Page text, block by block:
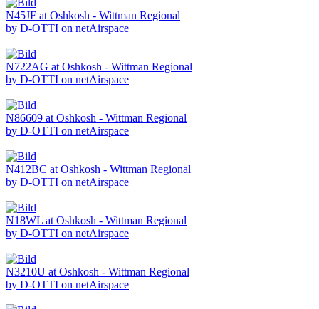
N45JF at Oshkosh - Wittman Regional
by D-OTTI on netAirspace
N722AG at Oshkosh - Wittman Regional
by D-OTTI on netAirspace
N86609 at Oshkosh - Wittman Regional
by D-OTTI on netAirspace
N412BC at Oshkosh - Wittman Regional
by D-OTTI on netAirspace
N18WL at Oshkosh - Wittman Regional
by D-OTTI on netAirspace
N3210U at Oshkosh - Wittman Regional
by D-OTTI on netAirspace